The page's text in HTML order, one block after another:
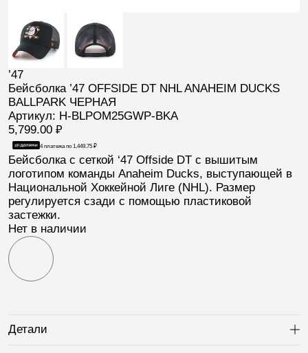
’47
Бейсболка ’47 OFFSIDE DT NHL ANAHEIM DUCKS
BALLPARK ЧЕРНАЯ
Артикул: H-BLPOM25GWP-BKA
5,799.00 ₽
4 платежа по 1,449.75 ₽
Бейсболка с сеткой ‘47 Offside DT с вышитым
логотипом команды Anaheim Ducks, выступающей в
Национальной Хоккейной Лиге (NHL). Размер
регулируется сзади с помощью пластиковой
застежки.
Нет в наличии
Детали